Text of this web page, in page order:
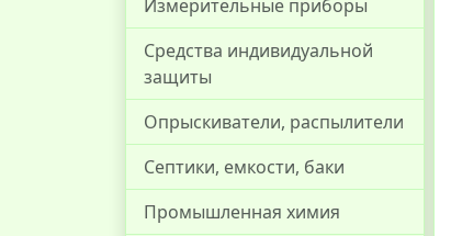
Измерительные приборы
Средства индивидуальной
защиты
Опрыскиватели, распылители
Септики, емкости, баки
Промышленная химия